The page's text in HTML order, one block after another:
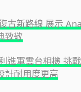
古新路線 展示
致敬
進軍雲台相機 挑
計耐用度更高